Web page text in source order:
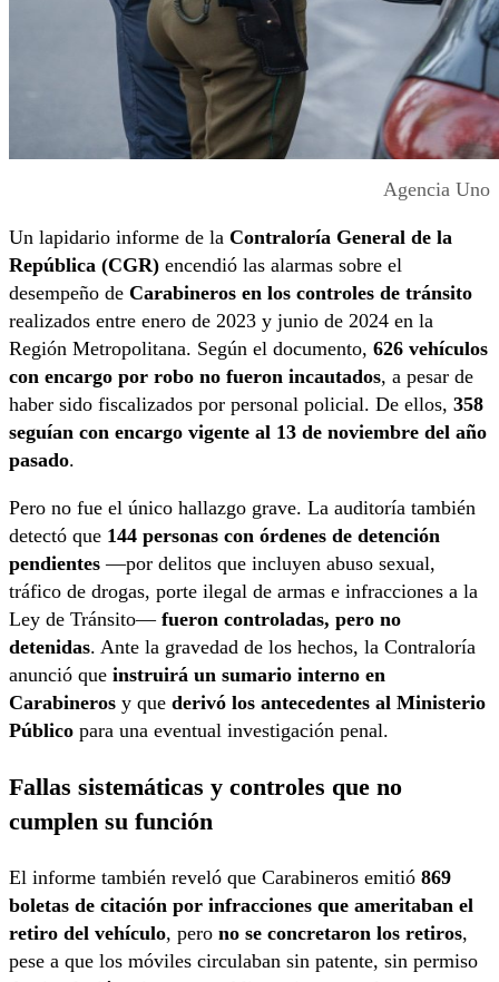
Agencia Uno
Un lapidario informe de la Contraloría General de la
República (CGR) encendió las alarmas sobre el
desempeño de Carabineros en los controles de tránsito
realizados entre enero de 2023 y junio de 2024 en la
Región Metropolitana. Según el documento, 626 vehículos
con encargo por robo no fueron incautados, a pesar de
haber sido fiscalizados por personal policial. De ellos, 358
seguían con encargo vigente al 13 de noviembre del año
pasado.
Pero no fue el único hallazgo grave. La auditoría también
detectó que 144 personas con órdenes de detención
pendientes —por delitos que incluyen abuso sexual,
tráfico de drogas, porte ilegal de armas e infracciones a la
Ley de Tránsito— fueron controladas, pero no
detenidas. Ante la gravedad de los hechos, la Contraloría
anunció que instruirá un sumario interno en
Carabineros y que derivó los antecedentes al Ministerio
Público para una eventual investigación penal.
Fallas sistemáticas y controles que no
cumplen su función
El informe también reveló que Carabineros emitió 869
boletas de citación por infracciones que ameritaban el
retiro del vehículo, pero no se concretaron los retiros,
pese a que los móviles circulaban sin patente, sin permiso